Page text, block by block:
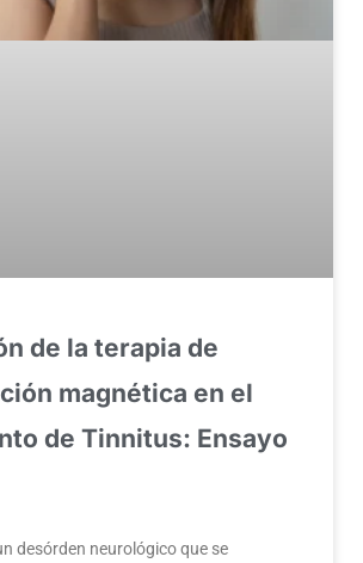
de la terapia de
magnética en el
de Tinnitus: Ensayo
desórden neurológico que se